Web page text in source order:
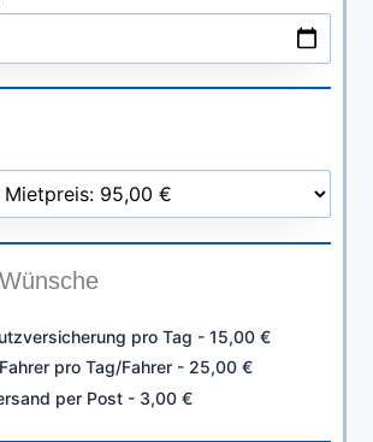
pro Tag - 15,00 €
pro Tag/Fahrer - 25,00 €
per Post - 3,00 €